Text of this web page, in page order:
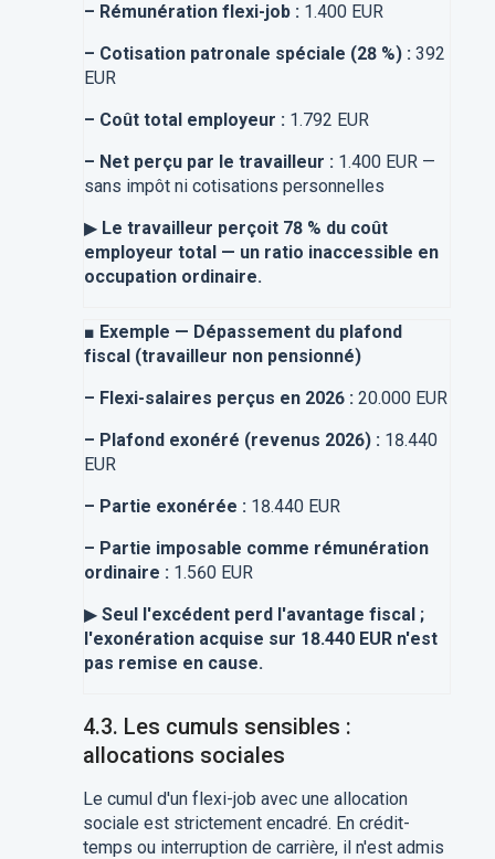
– Rémunération flexi-job : 1.400 EUR
– Cotisation patronale spéciale (28 %) : 392
EUR
– Coût total employeur : 1.792 EUR
– Net perçu par le travailleur : 1.400 EUR —
sans impôt ni cotisations personnelles
▶ Le travailleur perçoit 78 % du coût
employeur total — un ratio inaccessible en
occupation ordinaire.
■ Exemple — Dépassement du plafond
fiscal (travailleur non pensionné)
– Flexi-salaires perçus en 2026 : 20.000 EUR
– Plafond exonéré (revenus 2026) : 18.440
EUR
– Partie exonérée : 18.440 EUR
– Partie imposable comme rémunération
ordinaire : 1.560 EUR
▶ Seul l'excédent perd l'avantage fiscal ;
l'exonération acquise sur 18.440 EUR n'est
pas remise en cause.
4.3. Les cumuls sensibles :
allocations sociales
Le cumul d'un flexi-job avec une allocation
sociale est strictement encadré. En crédit-
temps ou interruption de carrière, il n'est admis